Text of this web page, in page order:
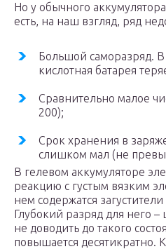
Но у обычного
есть, на наш взгляд, ряд
Большой саморазряд.
кислотная батарея
Сравнительно малое
200);
Срок хранения в
слишком мал (не
В гелевом аккумуляторе
реакцию с густым вязким
нем содержатся
Глубокий разряд для него
не доводить до такого
повышается десятикратно.